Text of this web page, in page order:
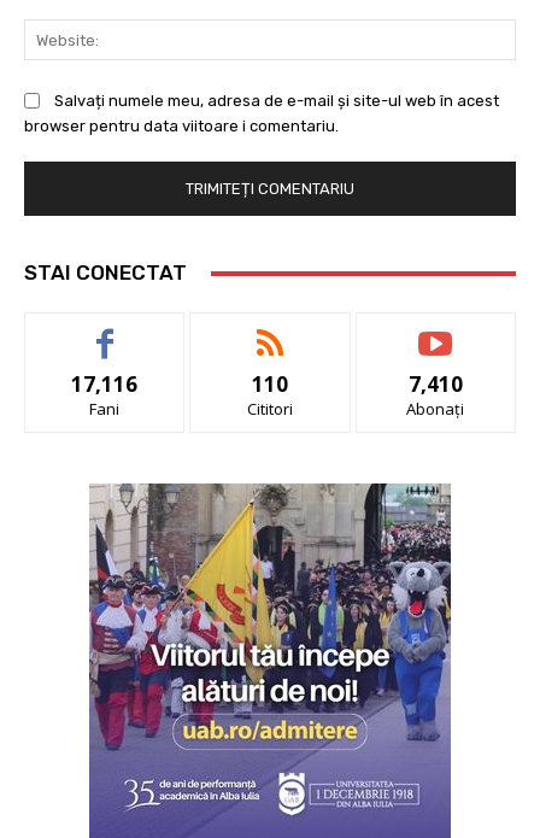
Salvați numele meu, adresa de e-mail și site-ul web în acest
browser pentru data viitoare i comentariu.
STAI CONECTAT
17,116
Fani
110
Cititori
7,410
Abonați